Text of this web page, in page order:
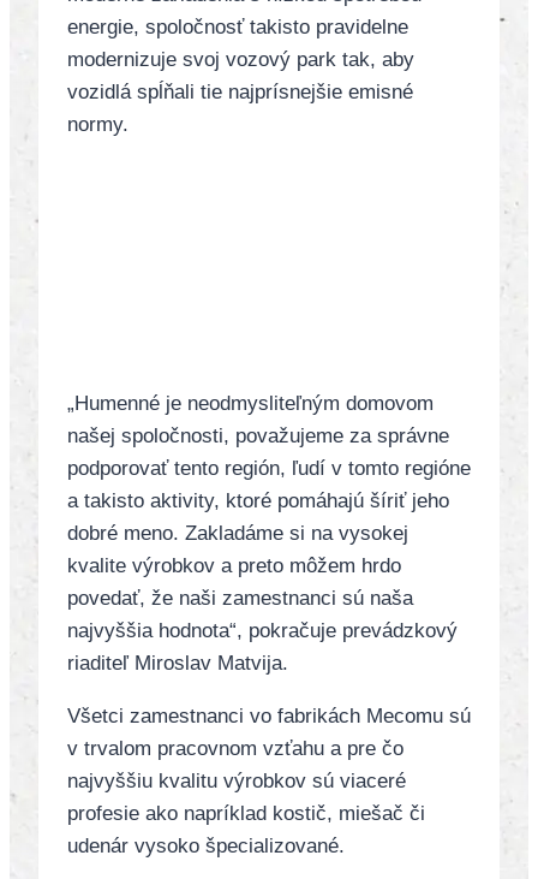
energie, spoločnosť takisto pravidelne
modernizuje svoj vozový park tak, aby
vozidlá spĺňali tie najprísnejšie emisné
normy.
„Humenné je neodmysliteľným domovom
našej spoločnosti, považujeme za správne
podporovať tento región, ľudí v tomto regióne
a takisto aktivity, ktoré pomáhajú šíriť jeho
dobré meno. Zakladáme si na vysokej
kvalite výrobkov a preto môžem hrdo
povedať, že naši zamestnanci sú naša
najvyššia hodnota“, pokračuje prevádzkový
riaditeľ Miroslav Matvija.
Všetci zamestnanci vo fabrikách Mecomu sú
v trvalom pracovnom vzťahu a pre čo
najvyššiu kvalitu výrobkov sú viaceré
profesie ako napríklad kostič, miešač či
udenár vysoko špecializované.